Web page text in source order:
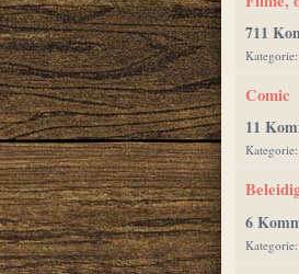
711
Kategorie:
Comic
11
Kategorie:
6
Kategorie: